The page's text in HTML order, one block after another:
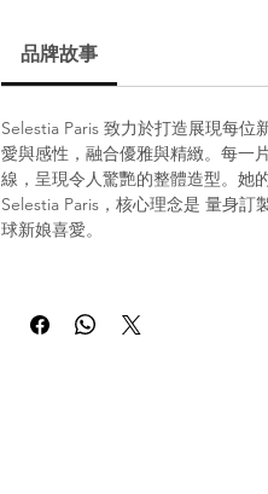
品牌故事
Selestia Paris 致力於打造展現每
愛與感性，融合優雅與精緻。每一
線，呈現令人驚艷的整體造型。她
Selestia Paris，核心理念是 量身
球新娘喜愛。